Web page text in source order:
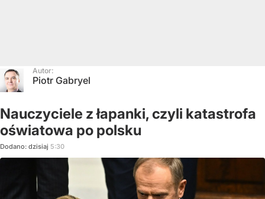
Autor:
Piotr Gabryel
Nauczyciele z łapanki, czyli katastrofa
oświatowa po polsku
Dodano: dzisiaj 5:30